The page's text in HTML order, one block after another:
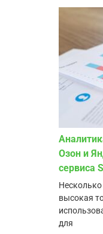
Озон и
сервиса
высокая
для